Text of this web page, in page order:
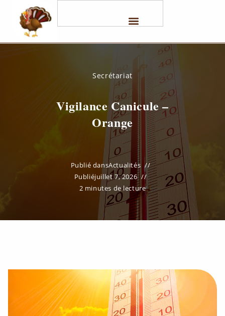
Secrétariat
Vigilance Canicule –
Orange
Publié dansActualités
Publiéjuillet 7, 2026
2 minutes de lecture